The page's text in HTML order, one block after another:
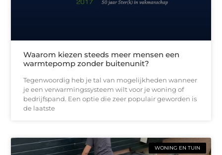
Waarom kiezen steeds meer mensen een
warmtepomp zonder buitenunit?
Tegenwoordig heb je tal van mogelijkheden wanneer
je een verwarmingssysteem wilt voor je woning of
bedrijfspand. Een optie die zeer populair geworden is
de laatste
WONING EN TUIN